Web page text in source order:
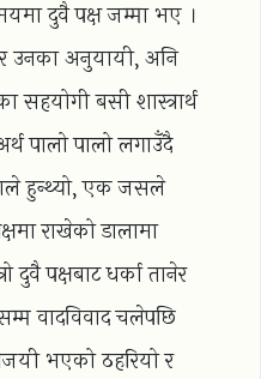
दुवै पक्ष जम्मा भए ।
उनका अनुयायी, अनि
सहयोगी बसी शास्त्रार्थ
पालो पालो लगाउँदै
हुन्थ्यो, एक जसले
राखेको डालामा
दुवै पक्षबाट धर्का तानेर
वादविवाद चलेपछि
भएको ठहरियो र